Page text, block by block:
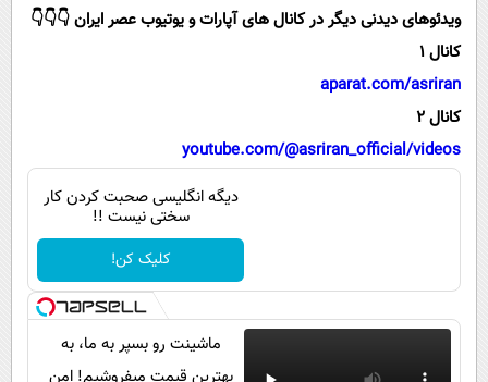
محیط زیست
مجله تصویری سلاح
ورزش
سیاست
فناوری
خواندنی ها و دیدنی ها
داستان کوتاه
آموزش زبان
ویدئوهای دیدنی دیگر در کانال های آپارات و یوتیوب عصر ایران 👇👇👇
کانال 1
aparat.com/asriran
کانال 2
youtube.com/@asriran_official/videos
دیگه انگلیسی صحبت کردن کار
سختی نیست !!
کلیک کن!
ماشینت رو بسپر به ما، به